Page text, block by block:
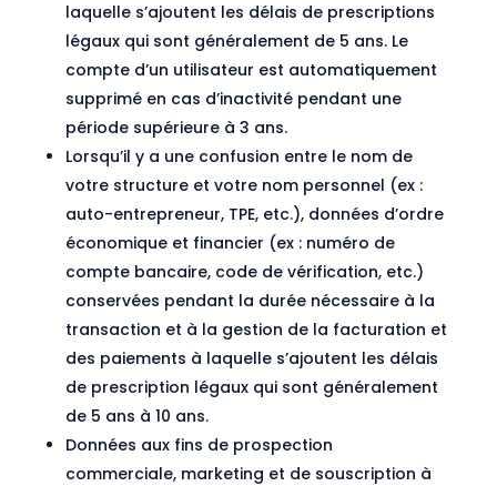
laquelle s’ajoutent les délais de prescriptions
légaux qui sont généralement de 5 ans. Le
compte d’un utilisateur est automatiquement
supprimé en cas d’inactivité pendant une
période supérieure à 3 ans.
Lorsqu’il y a une confusion entre le nom de
votre structure et votre nom personnel (ex :
auto-entrepreneur, TPE, etc.), données d’ordre
économique et financier (ex : numéro de
compte bancaire, code de vérification, etc.)
conservées pendant la durée nécessaire à la
transaction et à la gestion de la facturation et
des paiements à laquelle s’ajoutent les délais
de prescription légaux qui sont généralement
de 5 ans à 10 ans.
Données aux fins de prospection
commerciale, marketing et de souscription à